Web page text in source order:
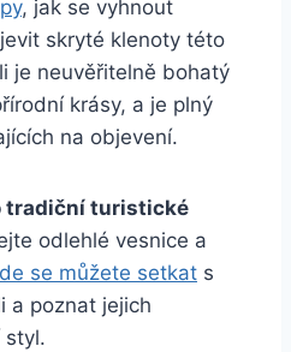
, jak se vyhnout
skryté klenoty této
je neuvěřitelně bohatý
krásy, a je plný
na objevení.
tradiční turistické
odlehlé vesnice a
se můžete setkat s
a poznat jejich
styl.